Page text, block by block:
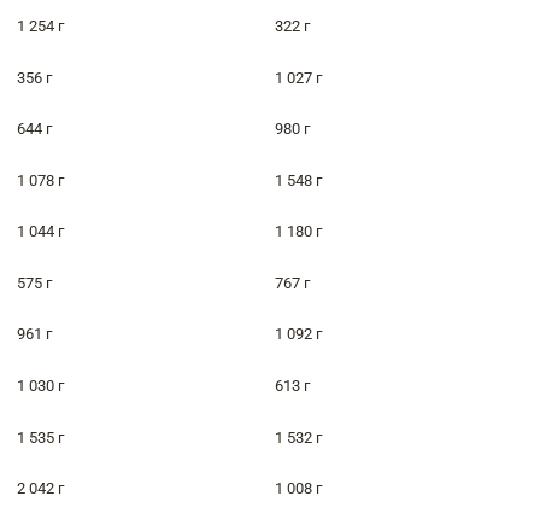
1 254 г 322 г
356 г 1 027 г
644 г 980 г
1 078 г 1 548 г
1 044 г 1 180 г
575 г 767 г
961 г 1 092 г
1 030 г 613 г
1 535 г 1 532 г
2 042 г 1 008 г